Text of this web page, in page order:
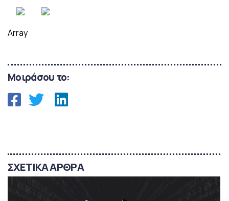
Array
Μοιράσου το:
ΣΧΕΤΙΚΑ ΑΡΘΡΑ